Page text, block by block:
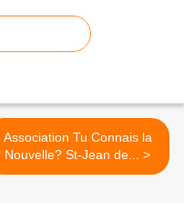
Association Tu Connais la
Nouvelle? St-Jean de... >